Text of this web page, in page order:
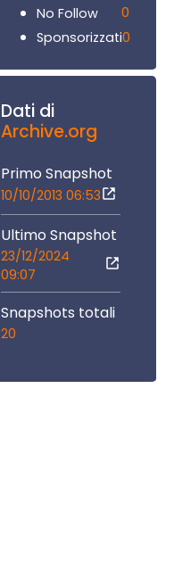
No Follow
0
Sponsorizzati0
Dati di
Archive.org
Primo Snapshot
10/10/2013 06:53
Ultimo Snapshot
23/12/2024
09:07
Snapshots totali
20